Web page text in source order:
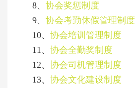
8、 协会奖惩制度
9、 协会考勤休假管理制度
10、 协会培训管理制度
11、 协会全勤奖制度
12、 协会司机管理制度
13、 协会文化建设制度